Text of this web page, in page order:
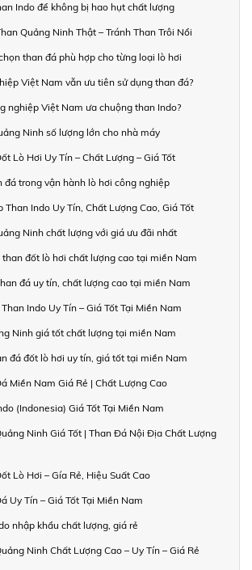
Indo để không bị hao hụt chất lượng
Quảng Ninh Thật – Tránh Than Trôi Nổi
than đá phù hợp cho từng loại lò hơi
Việt Nam vẫn ưu tiên sử dụng than đá?
nghiệp Việt Nam ưa chuộng than Indo?
Ninh số lượng lớn cho nhà máy
Lò Hơi Uy Tín – Chất Lượng – Giá Tốt
đá trong vận hành lò hơi công nghiệp
Than Indo Uy Tín, Chất Lượng Cao, Giá Tốt
Ninh chất lượng với giá ưu đãi nhất
than đốt lò hơi chất lượng cao tại miền Nam
đá uy tín, chất lượng cao tại miền Nam
Indo Uy Tín – Giá Tốt Tại Miền Nam
Ninh giá tốt chất lượng tại miền Nam
đá đốt lò hơi uy tín, giá tốt tại miền Nam
Miền Nam Giá Rẻ | Chất Lượng Cao
(Indonesia) Giá Tốt Tại Miền Nam
Ninh Giá Tốt | Than Đá Nội Địa Chất Lượng
Lò Hơi – Gía Rẻ, Hiệu Suất Cao
Uy Tín – Giá Tốt Tại Miền Nam
nhập khẩu chất lượng, giá rẻ
Ninh Chất Lượng Cao – Uy Tín – Giá Rẻ